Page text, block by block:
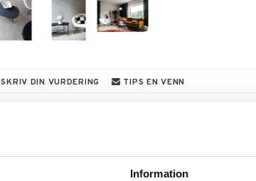
Information
SKRIV DIN VURDERING TIPS EN VENN
kuppene!
fylles varehuset med fantastiske utsalgspriser på
produkter.